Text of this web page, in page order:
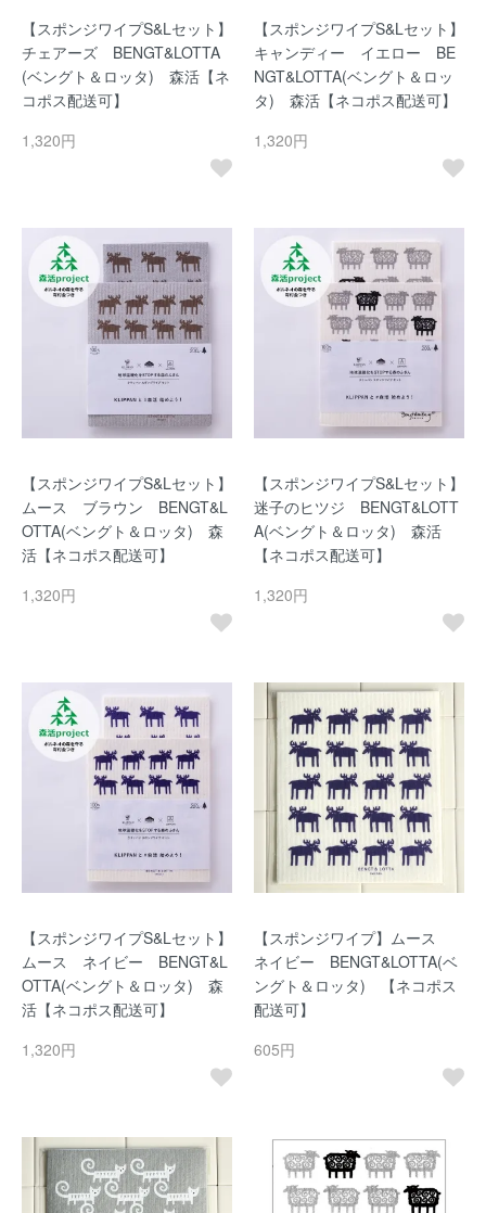
【スポンジワイプS&Lセット】
チェアーズ BENGT&LOTTA
(ベングト＆ロッタ) 森活【ネ
コポス配送可】
1,320円
【スポンジワイプS&Lセット】
キャンディー イエロー BE
NGT&LOTTA(ベングト＆ロッ
タ) 森活【ネコポス配送可】
1,320円
【スポンジワイプS&Lセット】
ムース ブラウン BENGT&L
OTTA(ベングト＆ロッタ) 森
活【ネコポス配送可】
1,320円
【スポンジワイプS&Lセット】
迷子のヒツジ BENGT&LOTT
A(ベングト＆ロッタ) 森活
【ネコポス配送可】
1,320円
【スポンジワイプS&Lセット】
ムース ネイビー BENGT&L
OTTA(ベングト＆ロッタ) 森
活【ネコポス配送可】
1,320円
【スポンジワイプ】ムース
ネイビー BENGT&LOTTA(ベ
ングト＆ロッタ) 【ネコポス
配送可】
605円